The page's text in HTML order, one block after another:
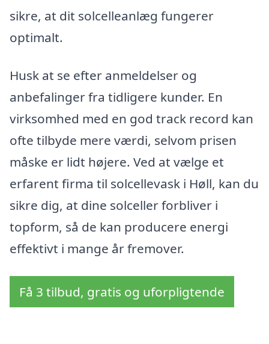
sikre, at dit solcelleanlæg fungerer
optimalt.
Husk at se efter anmeldelser og
anbefalinger fra tidligere kunder. En
virksomhed med en god track record kan
ofte tilbyde mere værdi, selvom prisen
måske er lidt højere. Ved at vælge et
erfarent firma til solcellevask i Høll, kan du
sikre dig, at dine solceller forbliver i
topform, så de kan producere energi
effektivt i mange år fremover.
Få 3 tilbud, gratis og uforpligtende